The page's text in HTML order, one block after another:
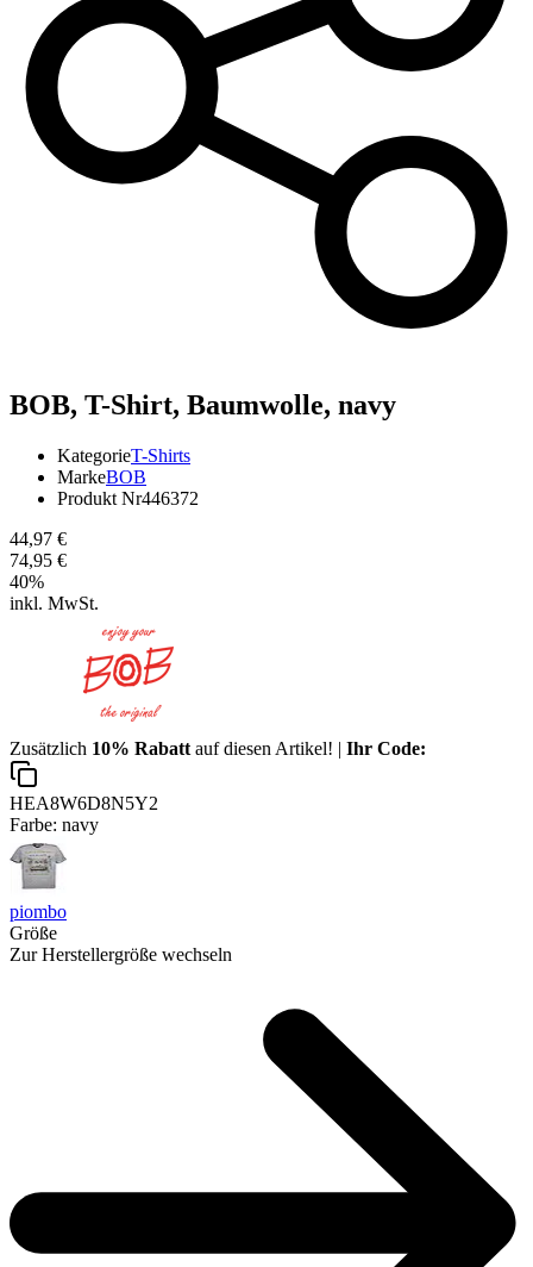
BOB, T-Shirt, Baumwolle, navy
KategorieT-Shirts
MarkeBOB
Produkt Nr446372
44,97 €
74,95 €
40%
inkl. MwSt.
Zusätzlich 10% Rabatt auf diesen Artikel! | Ihr Code:
HEA8W6D8N5Y2
Farbe: navy
piombo
Größe
Zur Herstellergröße wechseln